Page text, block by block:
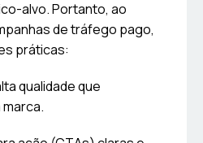
alvo. Portanto, ao
de tráfego pago,
práticas:
qualidade que